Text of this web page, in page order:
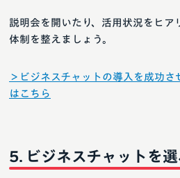
説明会を開いたり、活用状況をヒア
体制を整えましょう。
＞ビジネスチャットの導入を成功
はこちら
ビジネスチャットを